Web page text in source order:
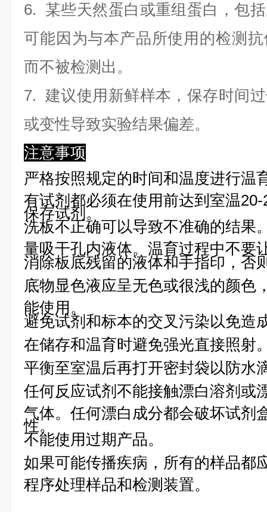
6. 某些天然蛋白或重组蛋白，包
可能因为与本产品所使用的检测
而不被检测出。
7. 建议使用新鲜样本，保存时间
或变性导致实验结果偏差。
注意事项
严格按照规定的时间和温度进行温
有试剂都必须在使用前达到室温
保存试剂。
洗板不正确可以导致不准确的结果
量吸干孔内液体。温育过程中不要
消除板底残留的液体和手指印，否
底物显色液应呈无色或很浅的颜色
能使用。
避免试剂和标本的交叉污染以免造
在储存和温育时避免强光直接照射
平衡至室温后再打开密封袋以防水
任何反应试剂不能接触漂白溶剂或
气体。任何漂白成分都会破坏试剂
性。
不能使用过期产品。
如果可能传播疾病，所有的样品都
程序处理样品和检测装置。